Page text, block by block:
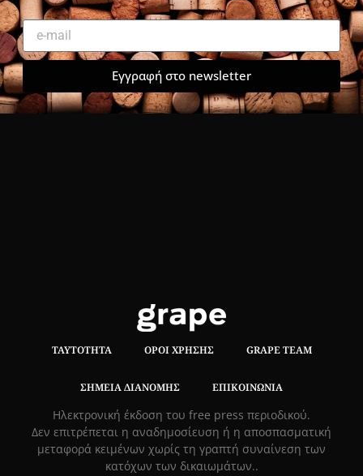
Εγγραφή στο newsletter
ΤΑΥΤΌΤΗΤΑ ΌΡΟΙ ΧΡΉΣΗΣ GRAPE TEAM
ΣΗΜΕΊΑ ΔΙΑΝΟΜΉΣ ΕΠΙΚΟΙΝΩΝΊΑ
Hλεκτρονική έκδοση του free press περιοδικού.
Δεν επιτρέπεται η αναδημοσίευση ή η αποσπασματική
μεταφορά κειμένων χωρίς τη γραπτή συναίνεση των
κατόχων των δικαιωμάτων..